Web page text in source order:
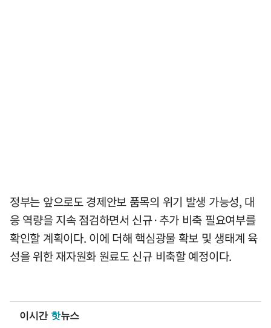
정부는 앞으로도 경제안보 품목의 위기 발생 가능성, 대
응 역량을 지속 점검하면서 신규·추가 비축 필요여부를
확인할 계획이다. 이에 더해 핵심광물 확보 및 생태계 육
성을 위한 재자원화 원료도 신규 비축할 예정이다.
이시간 핫뉴스